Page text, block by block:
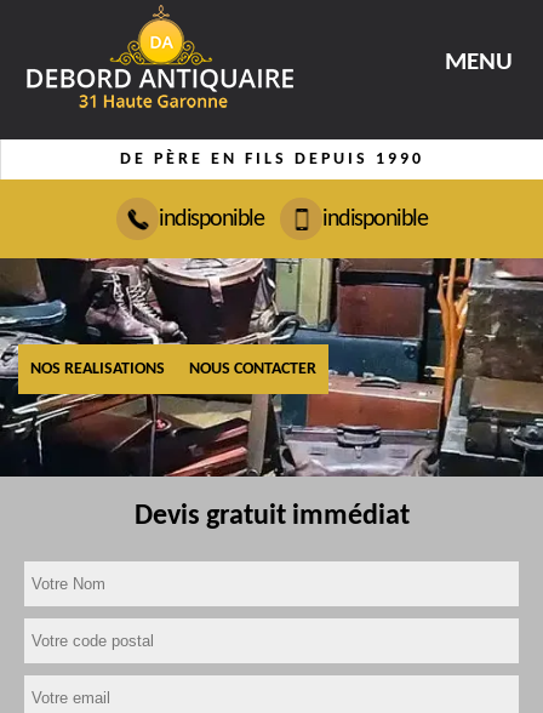
MENU
DE PÈRE EN FILS DEPUIS 1990
indisponible indisponible
NOS REALISATIONS NOUS CONTACTER
Devis gratuit immédiat